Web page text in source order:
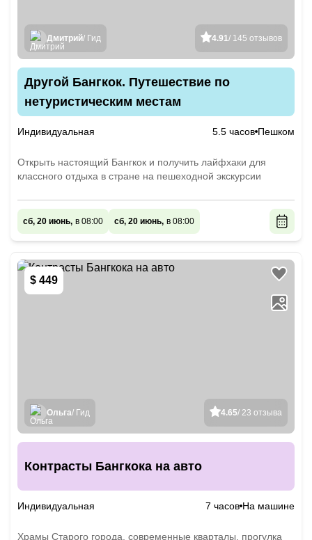
4.91/ 145 отзывов
Дмитрий/ Гид
Другой Бангкок. Путешествие по
нетуристическим местам
Индивидуальная 5.5 часов Пешком
Открыть настоящий Бангкок и получить лайфхаки для
классного отдыха в стране на пешеходной экскурсии
сб, 20 июнь, в 08:00 сб, 20 июнь, в 08:00
$ 449
4.65/ 23 отзыва
Ольга/ Гид
Контрасты Бангкока на авто
Индивидуальная 7 часов На машине
Храмы Старого города, современные кварталы, прогулка